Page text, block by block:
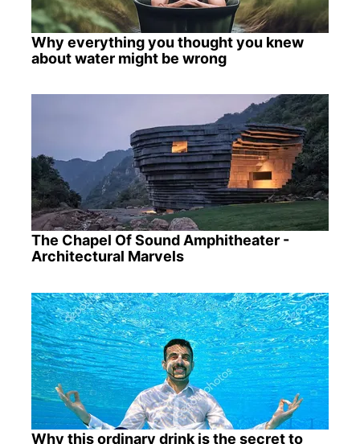
Why everything you thought you knew
about water might be wrong
The Chapel Of Sound Amphitheater -
Architectural Marvels
Why this ordinary drink is the secret to